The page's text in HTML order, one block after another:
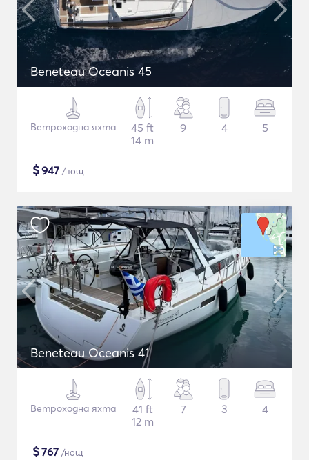
Beneteau Oceanis 45
Ветроходна яхта
45 ft
14 m
9 4 5
$947 /нощ
Beneteau Oceanis 41
Ветроходна яхта
41 ft
12 m
7 3 4
$767 /нощ